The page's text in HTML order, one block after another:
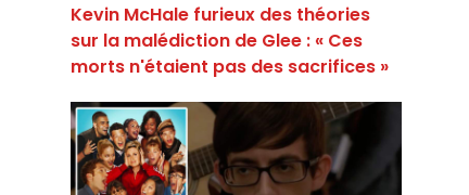
Kevin McHale furieux des théories
sur la malédiction de Glee : « Ces
morts n'étaient pas des sacrifices »